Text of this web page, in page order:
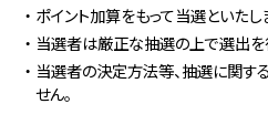
・ポイント加算をもって当選といたし
・当選者は厳正な抽選の上で選出を
・当選者の決定方法等、抽選に関するお問い合わせにはお答えできま
せん。